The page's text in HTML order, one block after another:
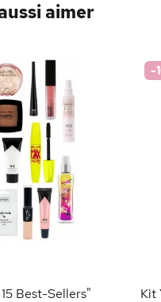
aimer
Best-Sellers"
-
Kit